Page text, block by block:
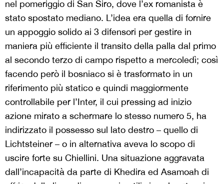
nel pomeriggio di San Siro, dove l’ex romanista è
stato spostato mediano. L’idea era quella di fornire
un appoggio solido ai 3 difensori per gestire in
maniera più efficiente il transito della palla dal primo
al secondo terzo di campo rispetto a mercoledì; così
facendo però il bosniaco si è trasformato in un
riferimento più statico e quindi maggiormente
controllabile per l’Inter, il cui pressing ad inizio
azione mirato a schermare lo stesso numero 5, ha
indirizzato il possesso sul lato destro – quello di
Lichtsteiner – o in alternativa aveva lo scopo di
uscire forte su Chiellini. Una situazione aggravata
dall’incapacità da parte di Khedira ed Asamoah di